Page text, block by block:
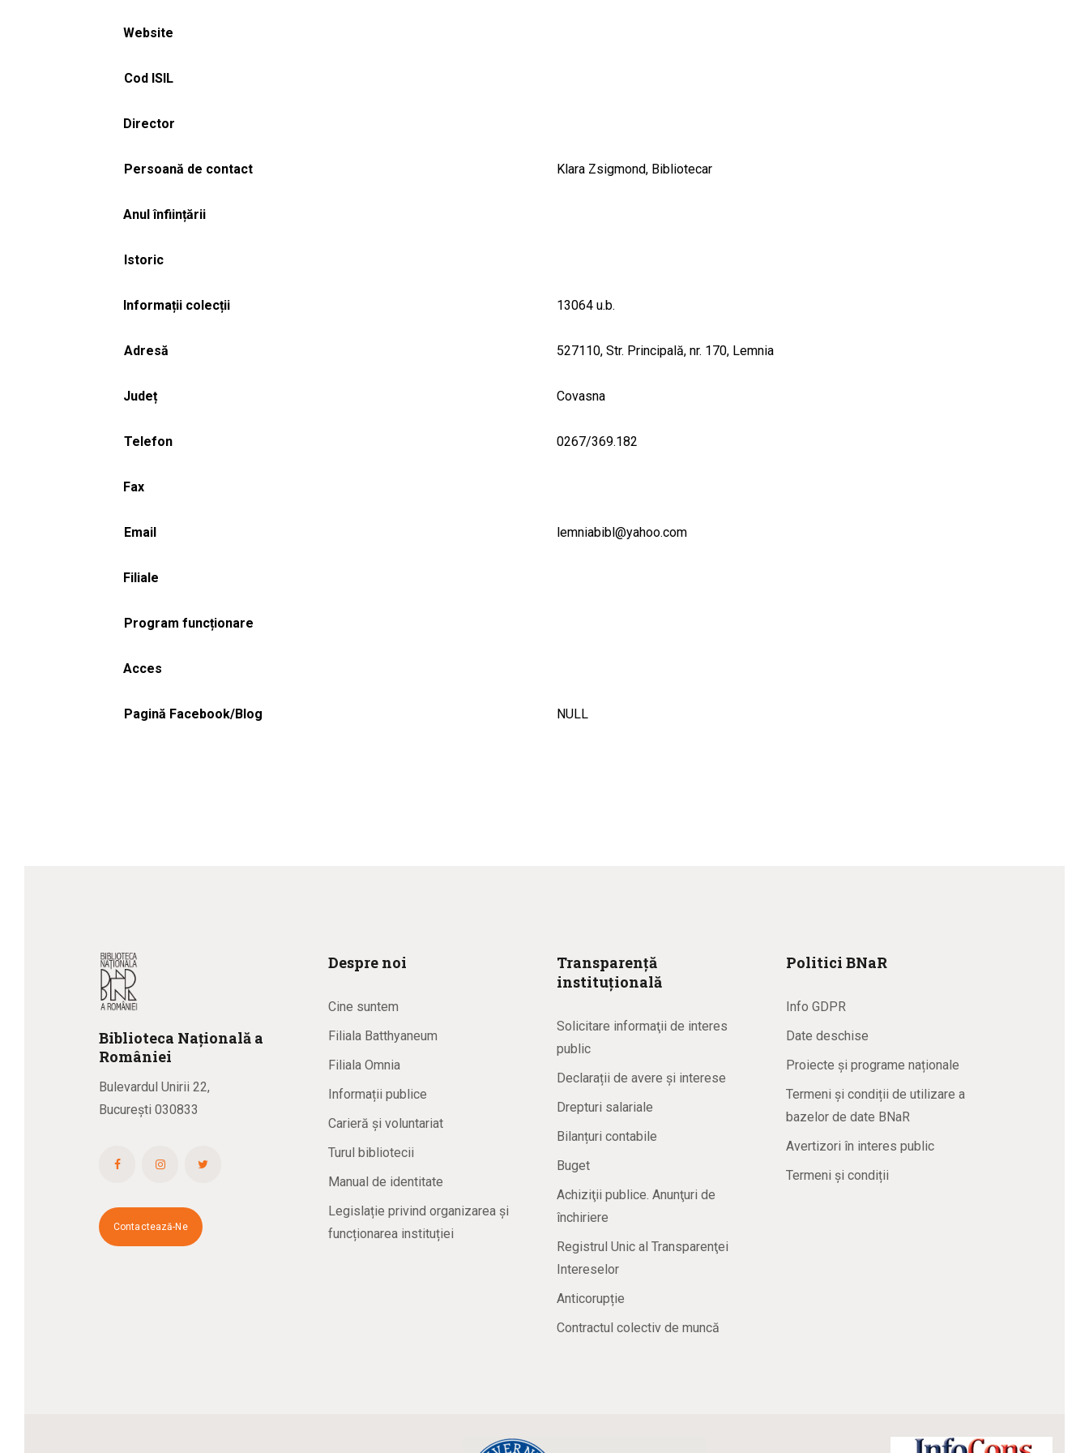
Website
Cod ISIL
Director
Persoană de contact Klara Zsigmond, Bibliotecar
Anul înființării
Istoric
Informații colecții 13064 u.b.
Adresă 527110, Str. Principală, nr. 170, Lemnia
Județ Covasna
Telefon 0267/369.182
Fax
Email lemniabibl@yahoo.com
Filiale
Program funcționare
Acces
Pagină Facebook/Blog NULL
Biblioteca Națională a
României
Bulevardul Unirii 22,
București 030833
Contactează-Ne
Despre noi
Cine suntem
Filiala Batthyaneum
Filiala Omnia
Informații publice
Carieră și voluntariat
Turul bibliotecii
Manual de identitate
Legislație privind organizarea și
funcționarea instituției
Transparență
instituțională
Solicitare informaţii de interes
public
Declarații de avere și interese
Drepturi salariale
Bilanțuri contabile
Buget
Achiziţii publice. Anunţuri de
închiriere
Registrul Unic al Transparenţei
Intereselor
Anticorupție
Contractul colectiv de muncă
Politici BNaR
Info GDPR
Date deschise
Proiecte și programe naționale
Termeni și condiții de utilizare a
bazelor de date BNaR
Avertizori în interes public
Termeni și condiții